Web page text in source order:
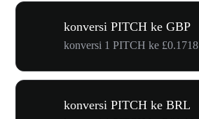
konversi PITCH ke GBP
konversi 1 PITCH ke £0.1718
konversi PITCH ke BRL